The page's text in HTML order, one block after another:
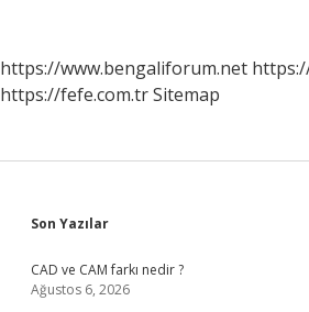
https://www.bengaliforum.net
https://fefe.com.trSitemap
Sidebar
Son Yazılar
CAD ve CAM farkı nedir ?
Ağustos 6, 2026